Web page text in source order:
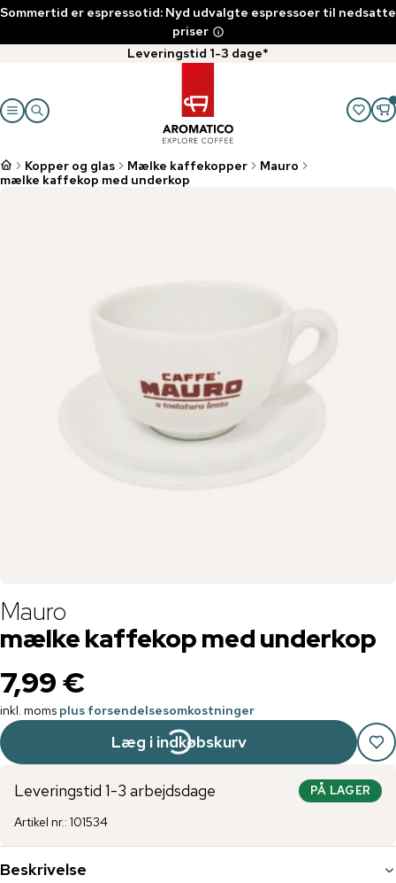
Sommertid er espressotid: Nyd udvalgte espressoer til nedsatte
priser
Leveringstid 1-3 dage*
Kopper og glas Mælke kaffekopper
Mauro
mælke kaffekop med underkop
Mauro
mælke kaffekop med underkop
7,99 €
inkl. moms plus forsendelsesomkostninger
Læg i indkøbskurv
Leveringstid 1-3 arbejdsdage PÅ LAGER
Artikel nr.: 101534
Beskrivelse